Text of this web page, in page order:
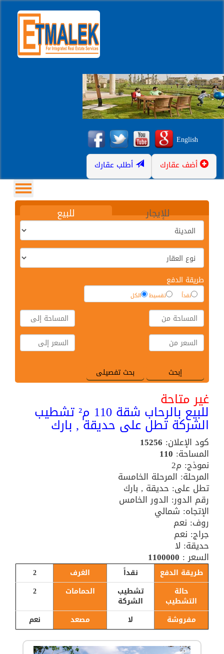
English
أضف عقارك أطلب عقارك
للبيع للإيجار
طريقة الدفع
نقداً تقسيط الكل
غير متاحة
للبيع بالرحاب شقة 110 م² تشطيب
الشركة تطل على حديقة , بارك
كود الإعلان: 15256
المساحة: 110
نموذج: م2
المرحلة: المرحلة الخامسة
تطل على: حديقة , بارك
رقم الدور: الدور الخامس
الإتجاه: شمالي
روف: نعم
جراج: نعم
حديقة: لا
السعر : 1100000
طريقة الدفع نقداً الغرف
2
حالة
التشطيب
تشطيب
الشركة
الحمامات 2
مفروشة لا مصعد نعم